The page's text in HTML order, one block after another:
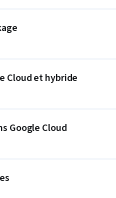
Cloud et hybride
Google Cloud